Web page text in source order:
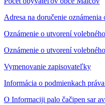
Adresa na doručenie
Oznámenie o utvorení
Oznámenie o utvorení
Vymenovanie zapisovateľky
Informácia o podmienkach
O Informaciji palo čačipen sar